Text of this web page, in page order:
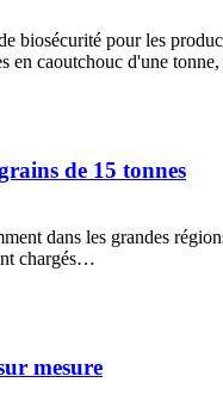
biosécurité pour les
en caoutchouc d'une
de 15 tonnes
dans les grandes
chargés…
mesure